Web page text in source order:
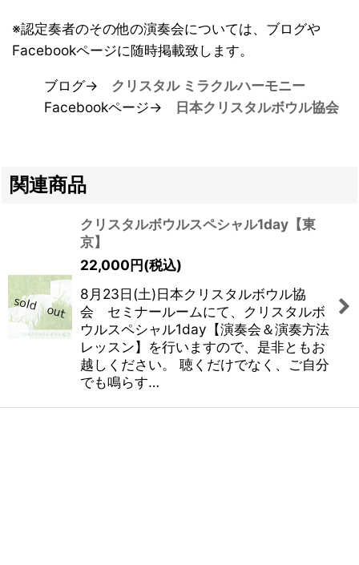
※認定奏者のその他の演奏会については、ブログや
Facebookページに随時掲載致します。
ブログ→ クリスタル ミラクルハーモニー
Facebookページ→
日本クリスタルボウル協会
関連商品
クリスタルボウルスペシャル1day【東
京】
22,000円(税込)
8月23日(土)日本クリスタルボウル協
会 セミナールームにて、クリスタルボ
ウルスペシャル1day【演奏会＆演奏方法
レッスン】を行いますので、是非ともお
越しください。 聴くだけでなく、ご自分
でも鳴らす…